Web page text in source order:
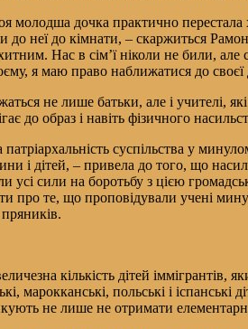
молодша дочка практично перестала
до неї до кімнати, – скаржиться
Нас в сім’ї ніколи не били,
я маю право наближатися до своєї
не лише батьки, але і учителі,
до образ і навіть фізичного
патріархальність суспільства у
і дітей, – привела до того, що
усі сили на боротьбу з цією
про те, що проповідували учені
кількість дітей
марокканські, польські і
не лише не отримати